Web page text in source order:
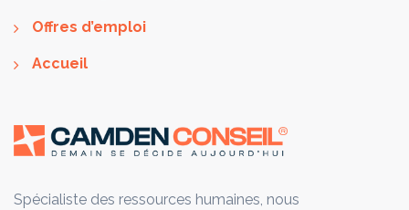
Offres d’emploi
Accueil
Spécialiste des ressources humaines, nous